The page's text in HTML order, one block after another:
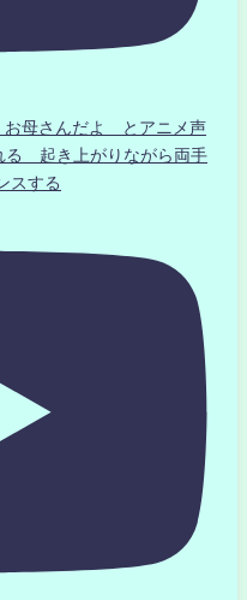
母さんだよ とアニメ声
る 起き上がりながら両手
スする